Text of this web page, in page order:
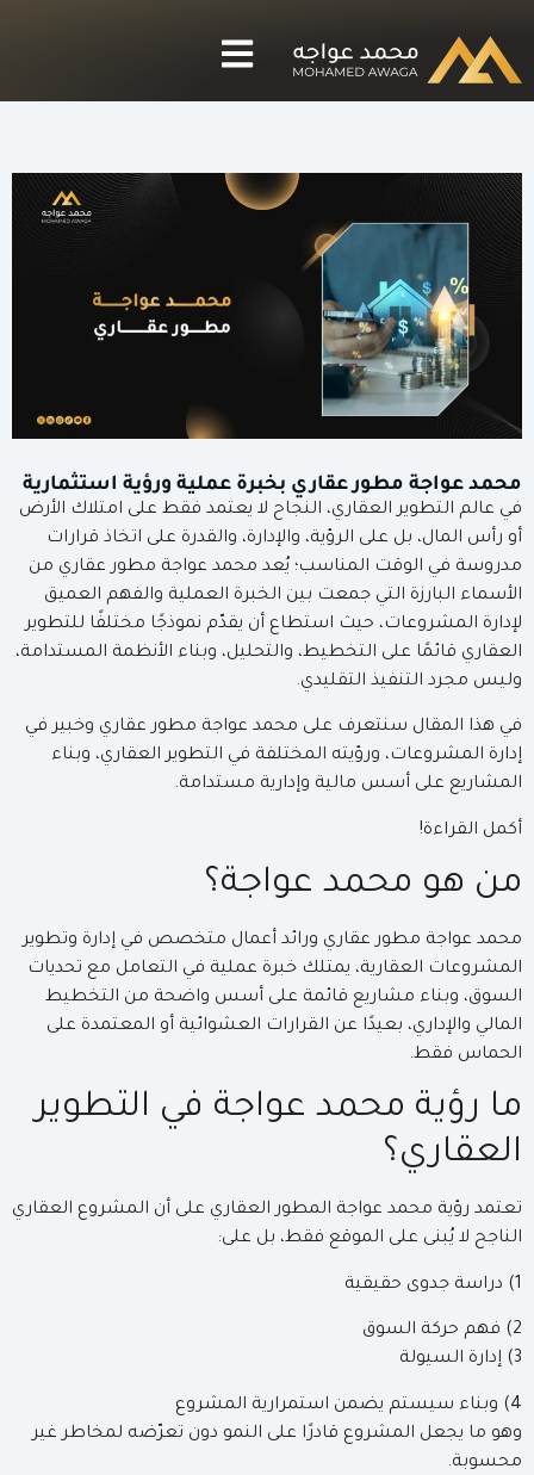
محمد عواجة مطور عقاري بخبرة عملية ورؤية استثمارية
في عالم التطوير العقاري، النجاح لا يعتمد فقط على امتلاك الأرض
أو رأس المال، بل على الرؤية، والإدارة، والقدرة على اتخاذ قرارات
مدروسة في الوقت المناسب؛ يُعد محمد عواجة مطور عقاري من
الأسماء البارزة التي جمعت بين الخبرة العملية والفهم العميق
لإدارة المشروعات، حيث استطاع أن يقدّم نموذجًا مختلفًا للتطوير
العقاري قائمًا على التخطيط، والتحليل، وبناء الأنظمة المستدامة،
وليس مجرد التنفيذ التقليدي.
في هذا المقال سنتعرف على محمد عواجة مطور عقاري وخبير في
إدارة المشروعات، ورؤيته المختلفة في التطوير العقاري، وبناء
المشاريع على أسس مالية وإدارية مستدامة.
أكمل القراءة!
من هو محمد عواجة؟
محمد عواجة مطور عقاري ورائد أعمال متخصص في إدارة وتطوير
المشروعات العقارية، يمتلك خبرة عملية في التعامل مع تحديات
السوق، وبناء مشاريع قائمة على أسس واضحة من التخطيط
المالي والإداري، بعيدًا عن القرارات العشوائية أو المعتمدة على
الحماس فقط.
ما رؤية محمد عواجة في التطوير
العقاري؟
تعتمد رؤية محمد عواجة المطور العقاري على أن المشروع العقاري
الناجح لا يُبنى على الموقع فقط، بل على:
1) دراسة جدوى حقيقية
2) فهم حركة السوق
3) إدارة السيولة
4) وبناء سيستم يضمن استمرارية المشروع
وهو ما يجعل المشروع قادرًا على النمو دون تعرّضه لمخاطر غير
محسوبة.